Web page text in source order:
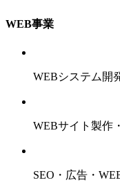
WEB事業
WEBシステム開
WEBサイト製作
SEO・広告・